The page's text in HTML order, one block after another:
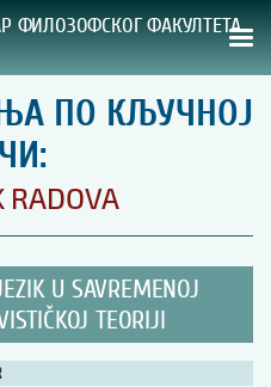
ФИЛОЗОФСКОГ ФАКУЛТЕТА
ИЗДАЊАПО КЉУЧНОЈ
RADOVA
U SAVREMENOJ
TEORIJI